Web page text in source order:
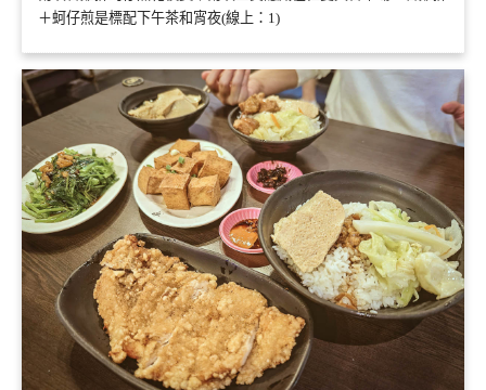
＋蚵仔煎是標配下午茶和宵夜(線上：1)